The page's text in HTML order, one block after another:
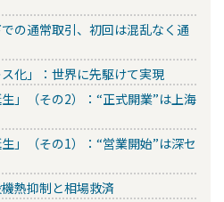
の通常取引、初回は混乱なく通
化」：世界に先駆けて実現
」（その2）：“正式開業”は上海
」（その1）：“営業開始”は深セ
熱抑制と相場救済